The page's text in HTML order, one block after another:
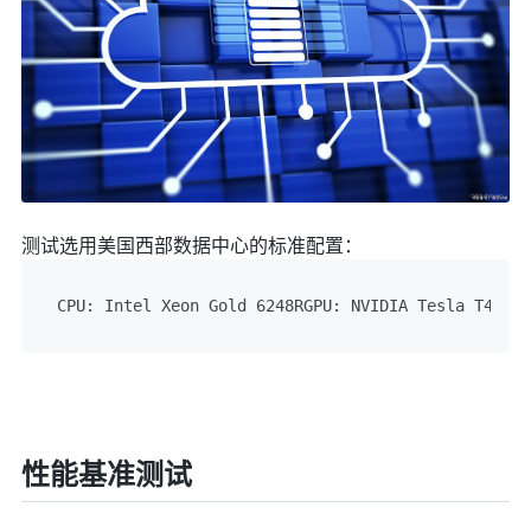
测试选用美国西部数据中心的标准配置：
CPU: Intel Xeon Gold 6248RGPU: NVIDIA Tesla T4内存:
性能基准测试